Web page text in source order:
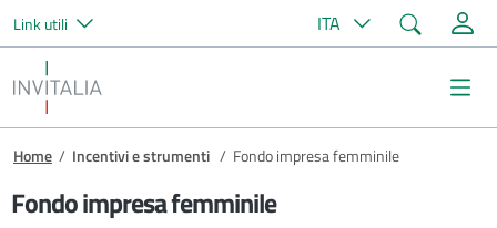
Salta al contenuto principale
Link utili ITA Cerca
Invitalia
Briciole di pane
Home / Incentivi e strumenti / Fondo impresa femminile
Fondo impresa femminile